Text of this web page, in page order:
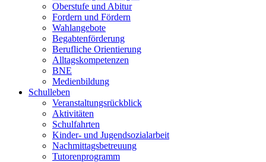
Oberstufe und Abitur
Fordern und Fördern
Wahlangebote
Begabtenförderung
Berufliche Orientierung
Alltagskompetenzen
BNE
Medienbildung
Schulleben
Veranstaltungsrückblick
Aktivitäten
Schulfahrten
Kinder- und Jugendsozialarbeit
Nachmittagsbetreuung
Tutorenprogramm